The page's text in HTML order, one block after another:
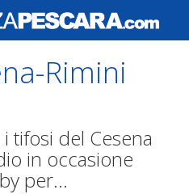
Rimini
tifosi del Cesena
in occasione
per...